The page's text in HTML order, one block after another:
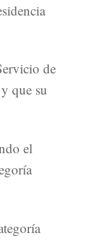
de
que su
el